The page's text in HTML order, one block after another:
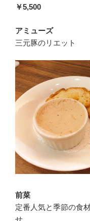
￥5,500
アミューズ
三元豚のリエット
前菜
定番人気と季節の食
せ